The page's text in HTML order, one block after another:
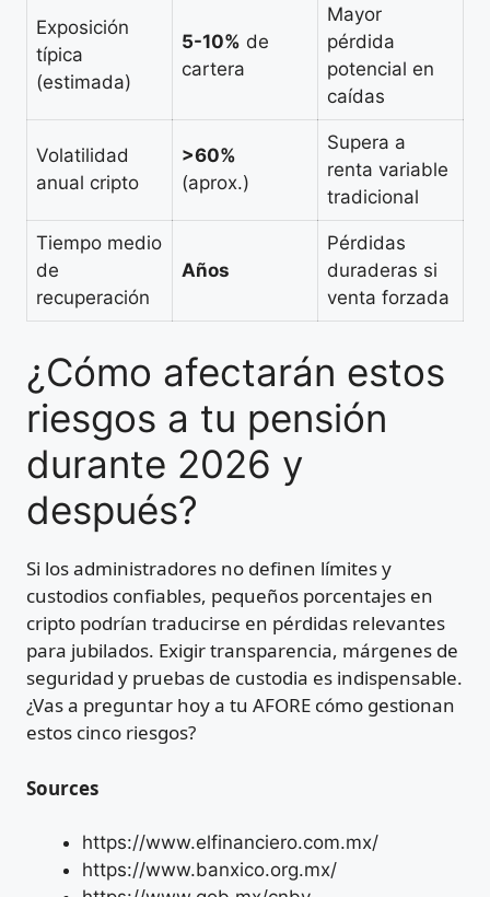
Exposición
típica
(estimada)
5-10% de
cartera
Mayor
pérdida
potencial en
caídas
Volatilidad
anual cripto
>60%
(aprox.)
Supera a
renta variable
tradicional
Tiempo medio
de
recuperación
Años
Pérdidas
duraderas si
venta forzada
¿Cómo afectarán estos
riesgos a tu pensión
durante 2026 y
después?
Si los administradores no definen límites y
custodios confiables, pequeños porcentajes en
cripto podrían traducirse en pérdidas relevantes
para jubilados. Exigir transparencia, márgenes de
seguridad y pruebas de custodia es indispensable.
¿Vas a preguntar hoy a tu AFORE cómo gestionan
estos cinco riesgos?
Sources
https://www.elfinanciero.com.mx/
https://www.banxico.org.mx/